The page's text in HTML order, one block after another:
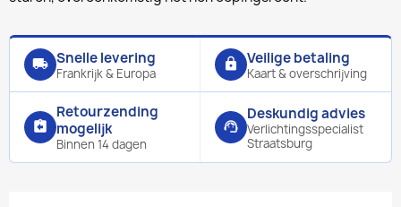
local_shipping Snelle levering
Frankrijk & Europa
lock Veilige betaling
Kaart & overschrijving
assignment_return
Retourzending
mogelijk
Binnen 14 dagen
support_agent
Deskundig advies
Verlichtingsspecialist
Straatsburg